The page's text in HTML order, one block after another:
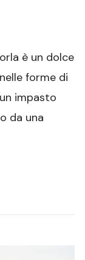
è un dolce
forme di
impasto
da una